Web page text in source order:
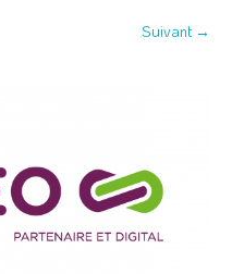
Suivant →